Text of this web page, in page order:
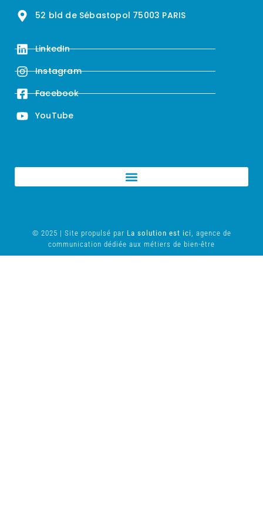
52 bld de Sébastopol 75003 PARIS
LinkedIn
Instagram
Facebook
YouTube
© 2025 | Site propulsé par La solution est ici , agence de
communication dédiée aux métiers de bien-être